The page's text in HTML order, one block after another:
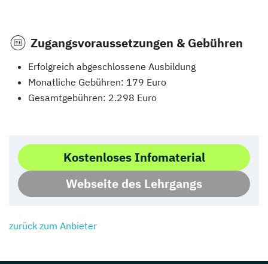
Zugangsvoraussetzungen & Gebühren
Erfolgreich abgeschlossene Ausbildung
Monatliche Gebühren: 179 Euro
Gesamtgebühren: 2.298 Euro
Kostenloses Infomaterial
Webseite des Lehrgangs
zurück zum Anbieter